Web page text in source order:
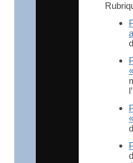
«
«